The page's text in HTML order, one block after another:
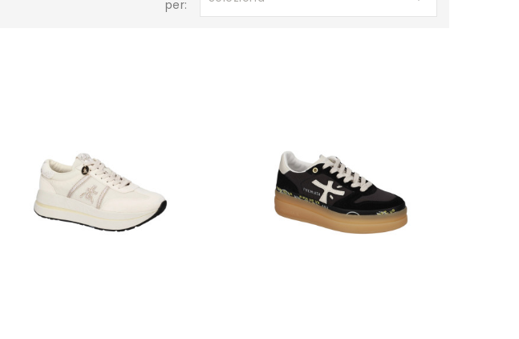
per: